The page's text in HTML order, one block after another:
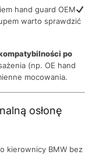
hand guard OEM
warto sprawdzić
po
(np. OE hand
mocowania.
osłonę
kierownicy BMW bez